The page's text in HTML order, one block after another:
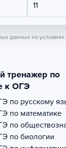
11
данных на условиях
тренажер по
к ОГЭ
по русскому
по математике
по
по биологии